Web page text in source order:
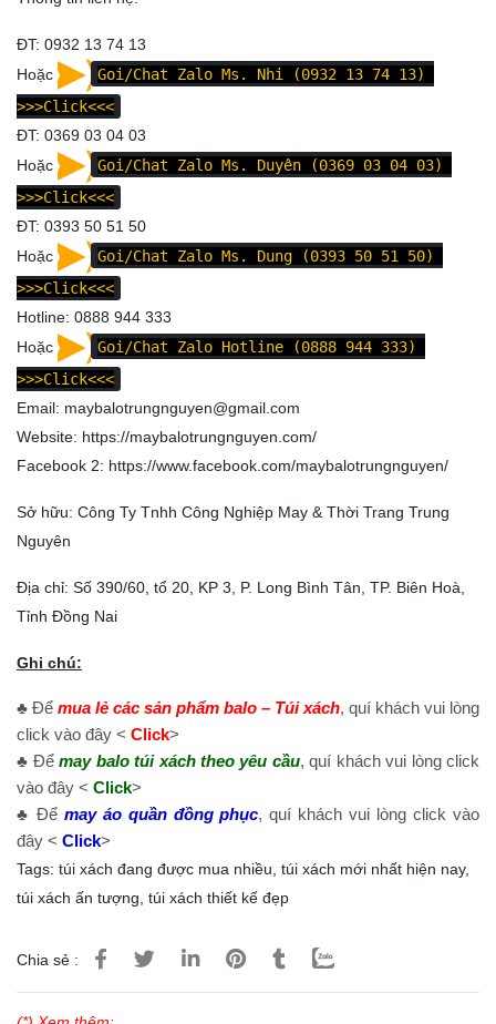
ĐT: 0932 13 74 13
Hoặc
Goi/Chat Zalo Ms. Nhi (0932 13 74 13)
>>>Click<<<
ĐT: 0369 03 04 03
Hoặc
Goi/Chat Zalo Ms. Duyên (0369 03 04 03)
>>>Click<<<
ĐT: 0393 50 51 50
Hoặc
Goi/Chat Zalo Ms. Dung (0393 50 51 50)
>>>Click<<<
Hotline: 0888 944 333
Hoặc
Goi/Chat Zalo Hotline (0888 944 333)
>>>Click<<<
Email: maybalotrungnguyen@gmail.com
Website: https://maybalotrungnguyen.com/
Facebook 2: https://www.facebook.com/maybalotrungnguyen/
Sở hữu: Công Ty Tnhh Công Nghiệp May & Thời Trang Trung
Nguyên
Địa chỉ: Số 390/60, tổ 20, KP 3, P. Long Bình Tân, TP. Biên Hoà,
Tỉnh Đồng Nai
Ghi chú:
♣ Để mua lẻ các sản phẩm balo – Túi xách, quí khách vui lòng
click vào đây < Click>
♣ Đểmay balo túi xách theo yêu cầu, quí khách vui lòng click
vào đây < Click>
♣ Để may áo quần đồng phục, quí khách vui lòng click vào
đây < Click>
Tags: túi xách đang được mua nhiều túi xách mới nhất hiện nay,
túi xách ấn tượng túi xách thiết kế đẹp
Chia sẻ :